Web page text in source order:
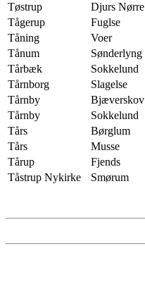
Tøstrup
Djurs Nørre
Tågerup
Fuglse
Tåning
Voer
Tånum
Sønderlyng
Tårbæk
Sokkelund
Tårnborg
Slagelse
Tårnby
Bjæverskov
Tårnby
Sokkelund
Tårs
Børglum
Tårs
Musse
Tårup
Fjends
Tåstrup Nykirke
Smørum